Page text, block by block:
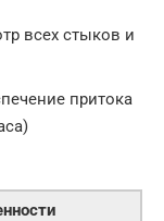
всех стыков и
притока